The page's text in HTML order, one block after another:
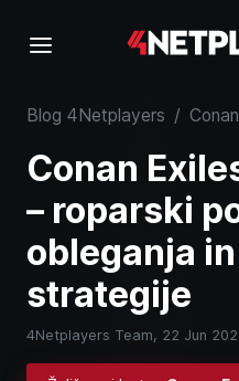
Blog 4Netplayers /
Conan
– roparski
obleganja
strategije
4Netplayers Team, 22 Jun